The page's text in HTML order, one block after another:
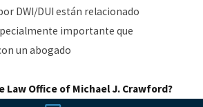
DWI/DUI están relacionado
importante que
un abogado
Law Office of Michael J. Crawford?